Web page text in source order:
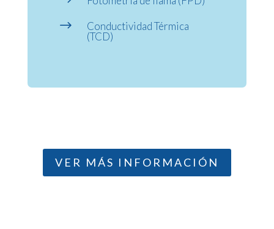
$
Conductividad Térmica
(TCD)
VER MÁS INFORMACIÓN